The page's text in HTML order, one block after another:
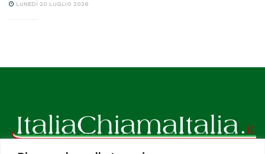
LUNEDÌ 20 LUGLIO 2026